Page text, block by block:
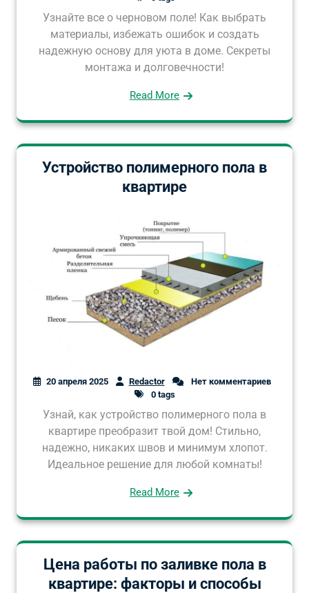
Узнайте все о черновом поле! Как выбрать
материалы, избежать ошибок и создать
надежную основу для уюта в доме. Секреты
монтажа и долговечности!
Read More
Устройство полимерного пола в
квартире
20 апреля 2025 Redactor
Нет комментариев
0 tags
Узнай, как устройство полимерного пола в
квартире преобразит твой дом! Стильно,
надежно, никаких швов и минимум хлопот.
Идеальное решение для любой комнаты!
Read More
Цена работы по заливке пола в
квартире: факторы и способы